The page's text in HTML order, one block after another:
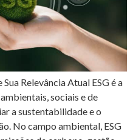
Relevância Atual ESG é a
sociais e de
a sustentabilidade e o
No campo ambiental, ESG